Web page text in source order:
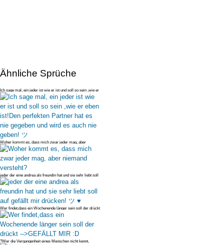
Ähnliche Sprüche
Ich sage mal, ein jeder ist wie er ist und soll so sein ,wie er
eben ist
Woher kommt es, dass mich zwar jeder mag, aber
niemand versteht?
jeder der eine andrea als freundin hat und sie sehr liebt soll
auf gefäl
Wer findet,dass ein Wochenende länger sein soll der drückt
-->GEFÄLLT MI
?Wer die Vergangenheit eines Menschen nicht kennt,